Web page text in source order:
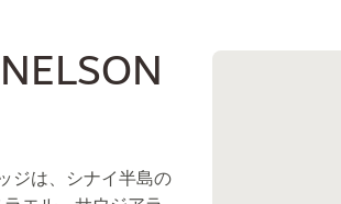
ジは、シナイ半島の